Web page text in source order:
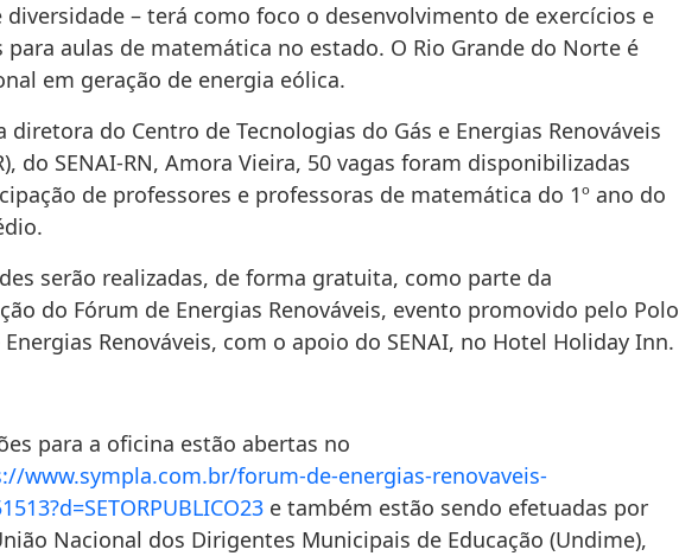
diversidade – terá como foco o desenvolvimento de exercícios e
para aulas de matemática no estado. O Rio Grande do Norte é
em geração de energia eólica.
diretora do Centro de Tecnologias do Gás e Energias Renováveis
do SENAI-RN, Amora Vieira, 50 vagas foram disponibilizadas
de professores e professoras de matemática do 1º ano do
serão realizadas, de forma gratuita, como parte da
do Fórum de Energias Renováveis, evento promovido pelo Polo
Energias Renováveis, com o apoio do SENAI, no Hotel Holiday Inn.
para a oficina estão abertas no
www.sympla.com.br/forum-de-energias-renovaveis-
e também estão sendo efetuadas por
Nacional dos Dirigentes Municipais de Educação (Undime),